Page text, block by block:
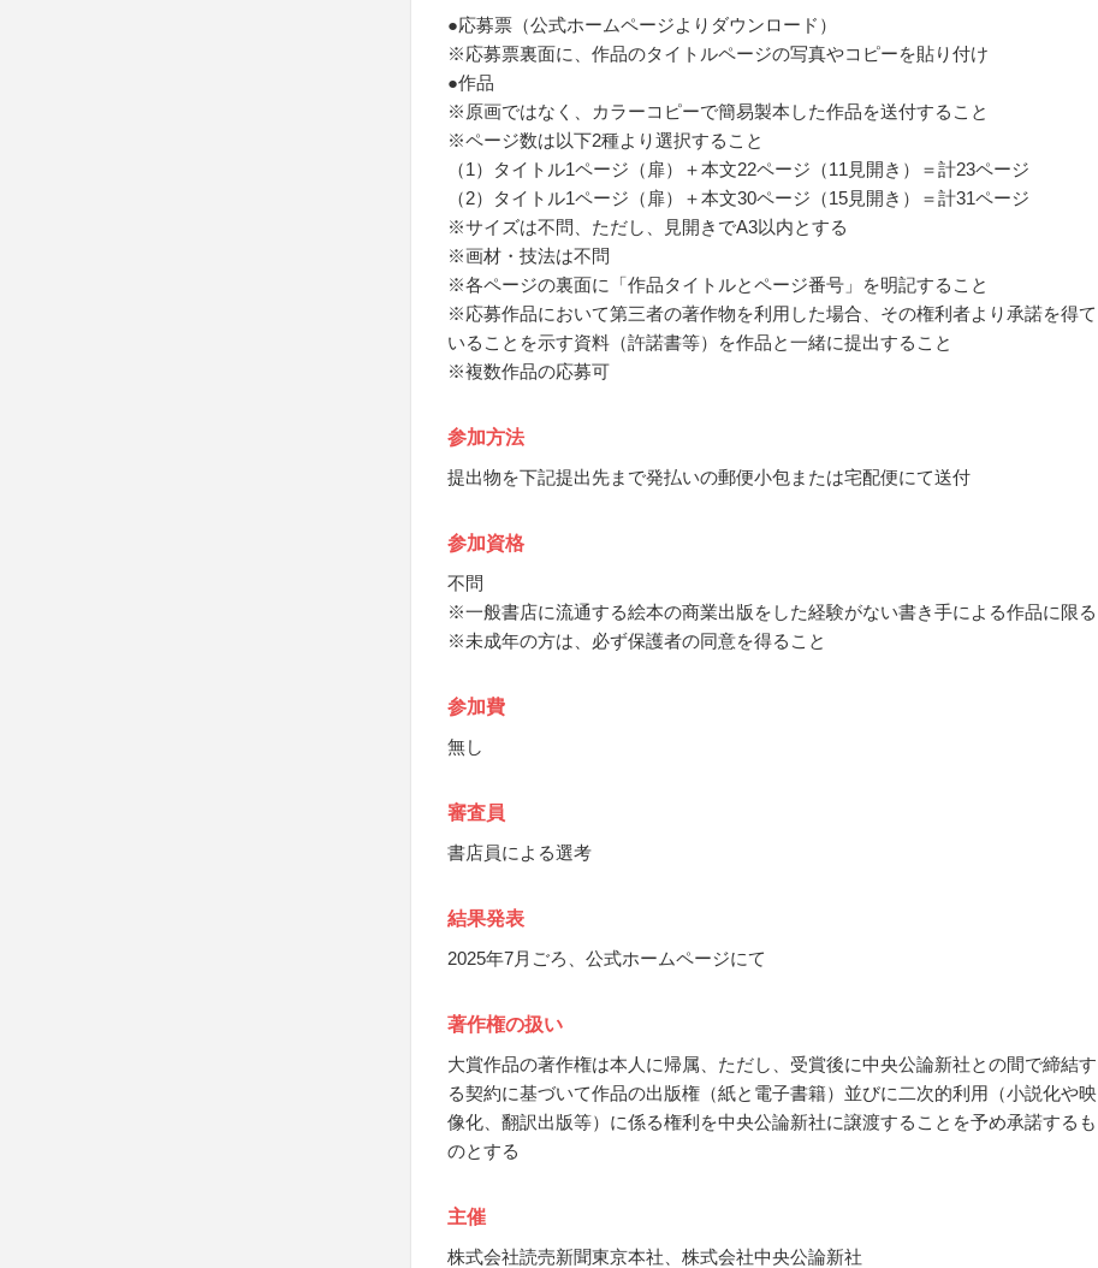
●応募票（公式ホームページよりダウンロード）
※応募票裏面に、作品のタイトルページの写真やコピーを貼り付け
●作品
※原画ではなく、カラーコピーで簡易製本した作品を送付すること
※ページ数は以下2種より選択すること
（1）タイトル1ページ（扉）＋本文22ページ（11見開き）＝計23ページ
（2）タイトル1ページ（扉）＋本文30ページ（15見開き）＝計31ページ
※サイズは不問、ただし、見開きでA3以内とする
※画材・技法は不問
※各ページの裏面に「作品タイトルとページ番号」を明記すること
※応募作品において第三者の著作物を利用した場合、その権利者より承諾を得て
いることを示す資料（許諾書等）を作品と一緒に提出すること
※複数作品の応募可
参加方法
提出物を下記提出先まで発払いの郵便小包または宅配便にて送付
参加資格
不問
※一般書店に流通する絵本の商業出版をした経験がない書き手による作品に限る
※未成年の方は、必ず保護者の同意を得ること
参加費
無し
審査員
書店員による選考
結果発表
2025年7月ごろ、公式ホームページにて
著作権の扱い
大賞作品の著作権は本人に帰属、ただし、受賞後に中央公論新社との間で締結す
る契約に基づいて作品の出版権（紙と電子書籍）並びに二次的利用（小説化や映
像化、翻訳出版等）に係る権利を中央公論新社に譲渡することを予め承諾するも
のとする
主催
株式会社読売新聞東京本社、株式会社中央公論新社